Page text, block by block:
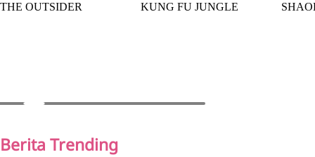
THE OUTSIDER
KUNG FU JUNGLE
Berita Trending